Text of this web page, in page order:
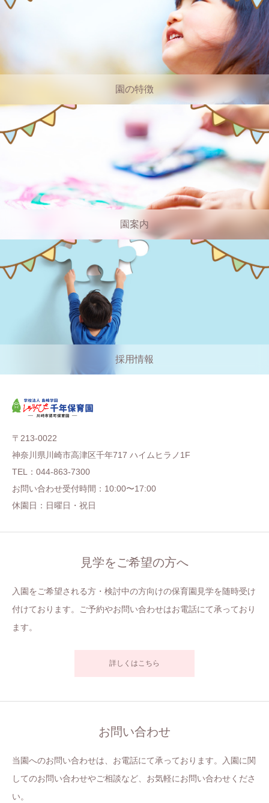
園の特徴
園案内
採用情報
〒213-0022
神奈川県川崎市高津区千年717 ハイムヒラノ1F
TEL：044-863-7300
お問い合わせ受付時間：10:00〜17:00
休園日：日曜日・祝日
見学をご希望の方へ
入園をご希望される方・検討中の方向けの保育園見学を随時受け
付けております。ご予約やお問い合わせはお電話にて承っており
ます。
詳しくはこちら
お問い合わせ
当園へのお問い合わせは、お電話にて承っております。入園に関
してのお問い合わせやご相談など、お気軽にお問い合わせくださ
い。